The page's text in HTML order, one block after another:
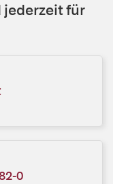
jederzeit für
0